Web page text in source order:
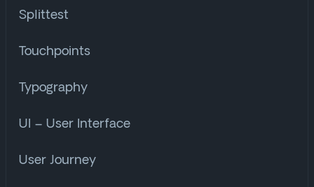
Splittest
Touchpoints
Typography
UI – User Interface
User Journey